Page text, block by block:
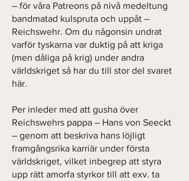
– för våra Patreons på nivå medeltung
bandmatad kulspruta och uppåt –
Reichswehr. Om du någonsin undrat
varför tyskarna var duktig på att kriga
(men dåliga på krig) under andra
världskriget så har du till stor del svaret
här.
Per inleder med att gusha över
Reichswehrs pappa – Hans von Seeckt
– genom att beskriva hans löjligt
framgångsrika karriär under första
världskriget, vilket inbegrep att styra
upp rätt amorfa styrkor till att exv. ta